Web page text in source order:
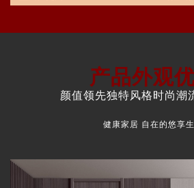
产品外观
颜值领先独特风格时尚潮
健康家居 自在的悠享